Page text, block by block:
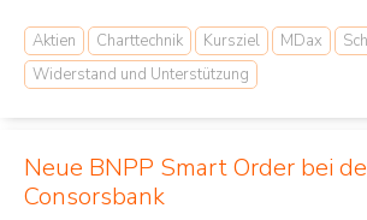
Aktien Charttechnik Kursziel MDax
Widerstand und Unterstützung
Neue BNPP Smart Order bei
Consorsbank